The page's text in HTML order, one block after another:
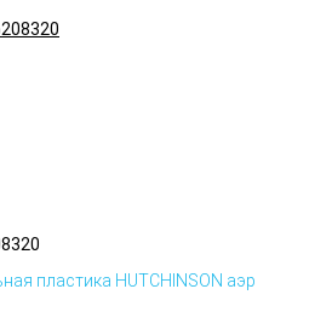
пластика HUTCHINSON аэр